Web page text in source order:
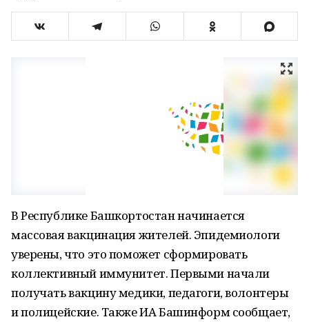
В Республике Башкортостан начинается
массовая вакцинация жителей. Эпидемиологи
уверены, что это поможет сформировать
коллективный иммунитет. Первыми начали
получать вакцину медики, педагоги, волонтеры
и полицейские. Также ИА Башинформ сообщает,